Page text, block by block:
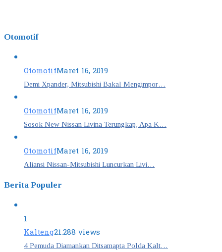
Otomotif
OtomotifMaret 16, 2019
Demi Xpander, Mitsubishi Bakal Mengimpor…
OtomotifMaret 16, 2019
Sosok New Nissan Livina Terungkap, Apa K…
OtomotifMaret 16, 2019
Aliansi Nissan-Mitsubishi Luncurkan Livi…
Berita Populer
1
Kalteng21.288 views
4 Pemuda Diamankan Ditsamapta Polda Kalt…